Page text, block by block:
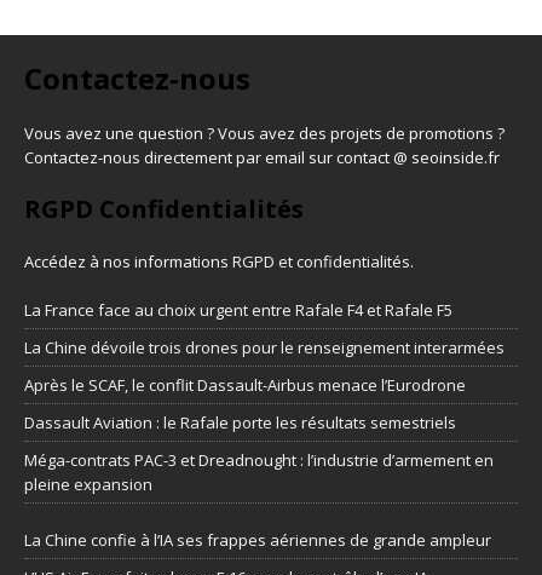
Contactez-nous
Vous avez une question ? Vous avez des projets de promotions ?
Contactez-nous directement par email sur contact @ seoinside.fr
RGPD Confidentialités
Accédez à nos informations RGPD et confidentialités.
La France face au choix urgent entre Rafale F4 et Rafale F5
La Chine dévoile trois drones pour le renseignement interarmées
Après le SCAF, le conflit Dassault-Airbus menace l’Eurodrone
Dassault Aviation : le Rafale porte les résultats semestriels
Méga-contrats PAC-3 et Dreadnought : l’industrie d’armement en
pleine expansion
La Chine confie à l’IA ses frappes aériennes de grande ampleur